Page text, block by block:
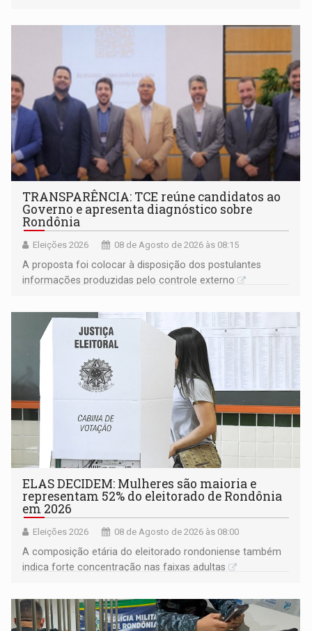
TRANSPARÊNCIA: TCE reúne candidatos ao
Governo e apresenta diagnóstico sobre
Rondônia
Eleições 2026 08 de Agosto de 2026 às 08:15
A proposta foi colocar à disposição dos postulantes
informações produzidas pelo controle externo
ELAS DECIDEM: Mulheres são maioria e
representam 52% do eleitorado de Rondônia
em 2026
Eleições 2026 08 de Agosto de 2026 às 08:00
A composição etária do eleitorado rondoniense também
indica forte concentração nas faixas adultas